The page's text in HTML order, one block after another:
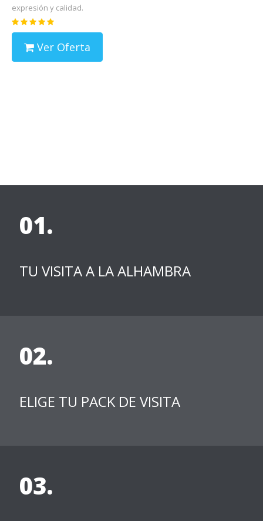
expresión y calidad.
Ver Oferta
01.
TU VISITA A LA ALHAMBRA
02.
ELIGE TU PACK DE VISITA
03.